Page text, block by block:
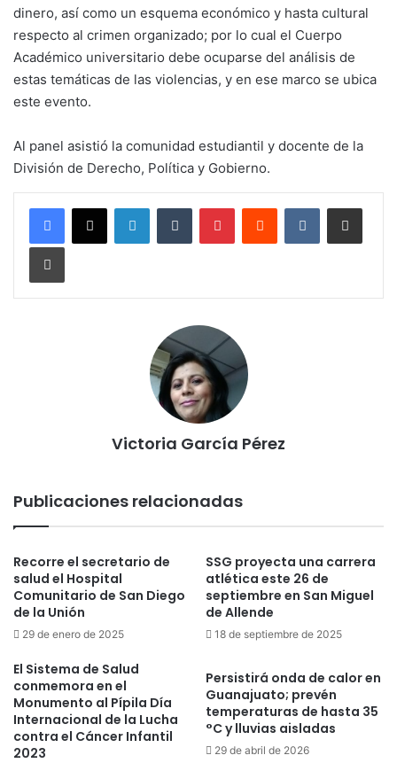
dinero, así como un esquema económico y hasta cultural
respecto al crimen organizado; por lo cual el Cuerpo
Académico universitario debe ocuparse del análisis de
estas temáticas de las violencias, y en ese marco se ubica
este evento.
Al panel asistió la comunidad estudiantil y docente de la
División de Derecho, Política y Gobierno.
LinkedInTumblr PinterestReddit VKontakteCompartir por
Imprimir
Victoria García Pérez
Publicaciones relacionadas
Recorre el secretario de
salud el Hospital
Comunitario de San Diego
de la Unión
29 de enero de 2025
SSG proyecta una carrera
atlética este 26 de
septiembre en San Miguel
de Allende
18 de septiembre de 2025
El Sistema de Salud
conmemora en el
Monumento al Pípila Día
Internacional de la Lucha
contra el Cáncer Infantil
2023
Persistirá onda de calor en
Guanajuato; prevén
temperaturas de hasta 35
°C y lluvias aisladas
29 de abril de 2026